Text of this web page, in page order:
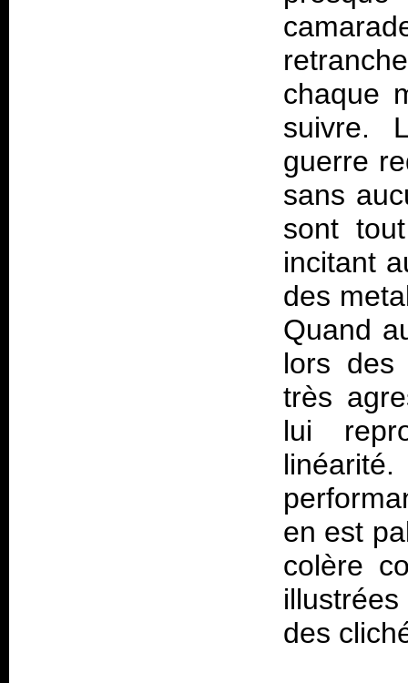
chaque
suivre.
guerre
sans
sont
incitant
des
Quand
lors des
très
lui
en est
colère
des